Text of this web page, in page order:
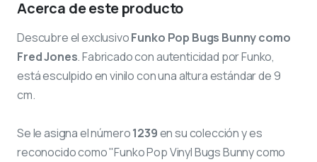
Acerca de este producto
Descubre el exclusivoFunko Pop Bugs Bunny como
Fred Jones. Fabricado con autenticidad por Funko,
está esculpido en vinilo con una altura estándar de 9
cm.
Se le asigna el número1239en su colección y es
reconocido como "Funko Pop Vinyl Bugs Bunny como